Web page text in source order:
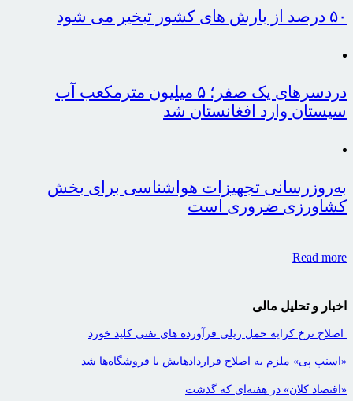
۵۰ درصد از بارش های کشور تبخیر می شود
دردسرهای یک صفر؛ ۵ میلیون مترمکعب آب
سیستان وارد افغانستان شد
به‌روزرسانی تجهیزات هواشناسی برای بخش
کشاورزی ضروری است
Read more
اخبار و تحلیل مالی
اصلاح نرخ کرایه حمل ریلی فرآورده های نفتی کلید خورد
«اسنپ پی» ملزم به اصلاح قراردادهایش با فروشگاه‌ها شد
«اقتصاد کلان» در هفته‌ای که گذشت